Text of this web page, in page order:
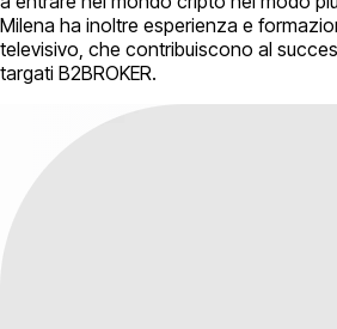
Milena ha inoltre esperienza e
televisivo, che contribuiscono al
targati B2BROKER.